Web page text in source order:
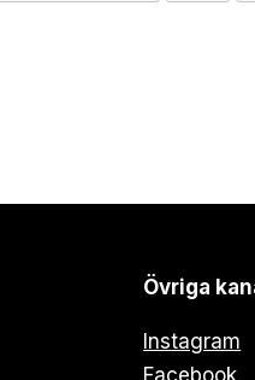
Övriga
Instagram
Facebook